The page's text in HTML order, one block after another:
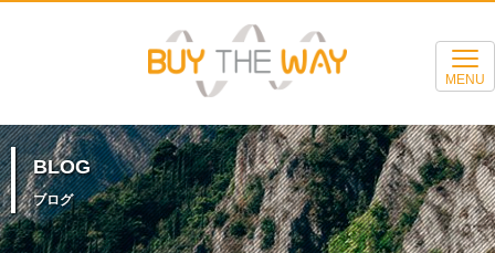
MENU
BLOG
ブログ